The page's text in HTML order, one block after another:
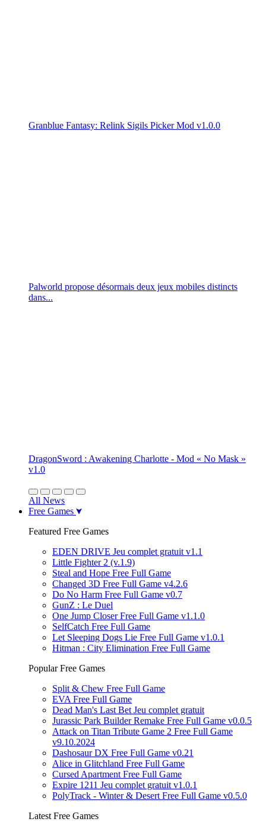
Granblue Fantasy: Relink Sigils Picker Mod v1.0.0
Palworld propose désormais deux jeux mobiles distincts
dans...
DragonSword : Awakening Charlotte - Mod « No Mask »
v1.0
All News
Free Games
Featured Free Games
EDEN DRIVE Jeu complet gratuit v1.1
Little Fighter 2 (v.1.9)
Steal and Hope Free Full Game
Changed 3D Free Full Game v4.2.6
Do No Harm Free Full Game v0.7
GunZ : Le Duel
One Jump Closer Free Full Game v1.1.0
SelfCatch Free Full Game
Let Sleeping Dogs Lie Free Full Game v1.0.1
Hitman : City Elimination Free Full Game
Popular Free Games
Split & Chew Free Full Game
EVA Free Full Game
Dead Man's Last Bet Jeu complet gratuit
Jurassic Park Builder Remake Free Full Game v0.0.5
Attack on Titan Tribute Game 2 Free Full Game
v9.10.2024
Dashosaur DX Free Full Game v0.21
Alice in Glitchland Free Full Game
Cursed Apartment Free Full Game
Expire 1211 Jeu complet gratuit v1.0.1
PolyTrack - Winter & Desert Free Full Game v0.5.0
Latest Free Games